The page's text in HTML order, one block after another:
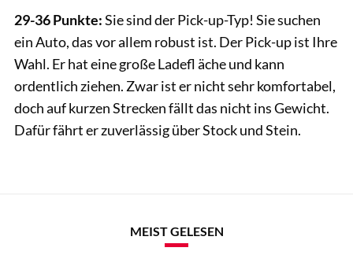
29-36 Punkte:Sie sind der Pick-up-Typ! Sie suchen
ein Auto, das vor allem robust ist. Der Pick-up ist Ihre
Wahl. Er hat eine große Ladefl äche und kann
ordentlich ziehen. Zwar ist er nicht sehr komfortabel,
doch auf kurzen Strecken fällt das nicht ins Gewicht.
Dafür fährt er zuverlässig über Stock und Stein.
MEIST GELESEN